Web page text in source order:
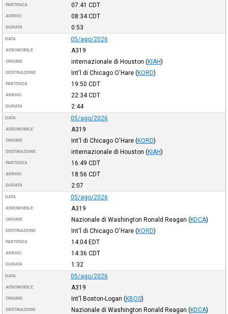
PARTENZA 07:41 CDT
ARRIVO 08:34CDT
DURATA 0:53
DATA 05/ago/2026
AEROMOBILE A319
ORIGINE internazionale di Houston (KIAH)
DESTINAZIONE Int'l di Chicago O'Hare (KORD)
PARTENZA 19:50 CDT
ARRIVO 22:34CDT
DURATA 2:44
DATA 05/ago/2026
AEROMOBILE A319
ORIGINE Int'l di Chicago O'Hare (KORD)
DESTINAZIONE internazionale di Houston (KIAH)
PARTENZA 16:49 CDT
ARRIVO 18:56 CDT
DURATA 2:07
DATA 05/ago/2026
AEROMOBILE A319
ORIGINE Nazionale di Washington Ronald Reagan (KDCA)
DESTINAZIONE Int'l di Chicago O'Hare (KORD)
PARTENZA 14:04EDT
ARRIVO 14:36 CDT
DURATA 1:32
DATA 05/ago/2026
AEROMOBILE A319
ORIGINE Int'l Boston-Logan (KBOS)
DESTINAZIONE Nazionale di Washington Ronald Reagan (KDCA)